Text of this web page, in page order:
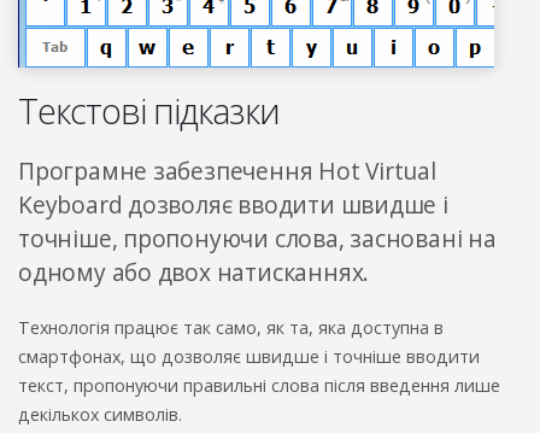
Текстові підказки
Програмне забезпечення Hot Virtual
Keyboard дозволяє вводити швидше і
точніше, пропонуючи слова, засновані на
одному або двох натисканнях.
Технологія працює так само, як та, яка доступна в
смартфонах, що дозволяє швидше і точніше вводити
текст, пропонуючи правильні слова після введення лише
декількох символів.